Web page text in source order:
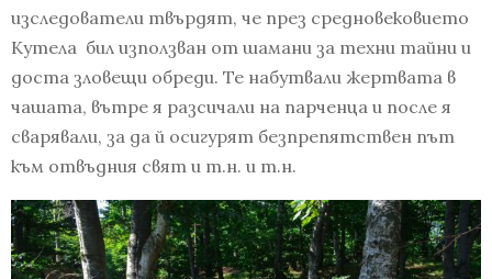
изследователи твърдят, че през средновековието
Кутела бил използван от шамани за техни тайни и
доста зловещи обреди. Те набутвали жертвата в
чашата, вътре я разсичали на парченца и после я
сварявали, за да й осигурят безпрепятствен път
към отвъдния свят и т.н. и т.н.